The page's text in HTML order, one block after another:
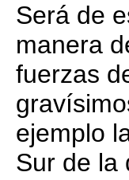
Será de
manera
fuerzas
ejemplo
Sur de la